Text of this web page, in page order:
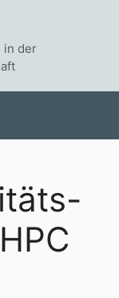
in der